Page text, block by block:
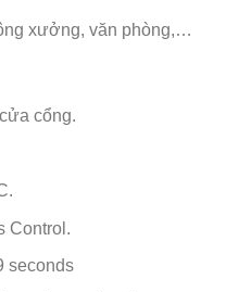
xưởng, văn phòng,…
cổng.
Control.
seconds